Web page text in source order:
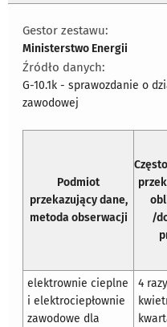
Gestor zestawu:
Ministerstwo Energii
Źródło danych:
G-10.1k - sprawozdanie o
zawodowej
Podmiot
przekazujący dane,
metoda obserwacji
/
elektrownie cieplne
i elektrociepłownie
zawodowe dla
4